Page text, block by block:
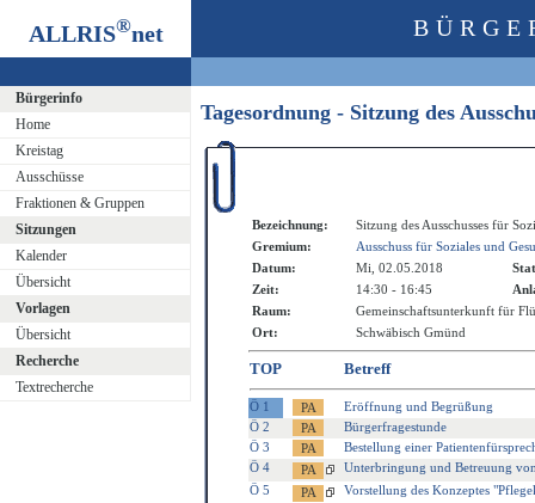
ALLRIS®net
Bürgerinfo
Home
Kreistag
Ausschüsse
Fraktionen & Gruppen
Sitzungen
Kalender
Übersicht
Vorlagen
Übersicht
Recherche
Textrecherche
Tagesordnung - Sitzung des
Bezeichnung:
Sitzung des Ausschusses für
Gremium:
Ausschuss für Soziales und
Datum:
Mi, 02.05.2018
Zeit:
14:30 - 16:45
Raum:
Gemeinschaftsunterkunft für
Ort:
Schwäbisch Gmünd
TOP Betreff
Ö 1
Eröffnung und Begrüßung
Ö 2
Bürgerfragestunde
Ö 3
Bestellung einer
Ö 4
Unterbringung und Betreuung
Ö 5
Vorstellung des Konzeptes